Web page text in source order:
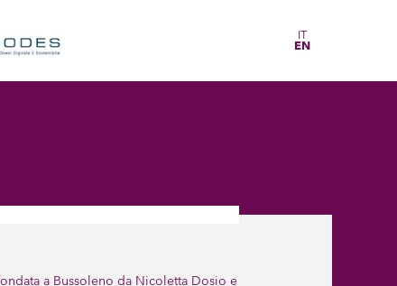
IT
EN
a Bussoleno da Nicoletta Dosio e